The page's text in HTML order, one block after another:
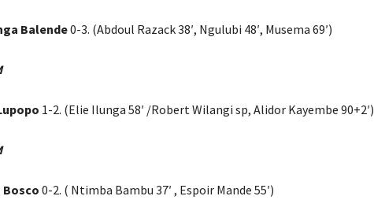
Balende0-3. (Abdoul Razack 38′, Ngulubi 48′, Musema 69′)
1-2. (Elie Ilunga 58′ /Robert Wilangi sp, Alidor Kayembe 90+2′)
Bosco 0-2. ( Ntimba Bambu 37′ , Espoir Mande 55′)